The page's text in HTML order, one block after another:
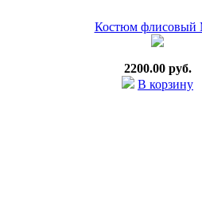
Костюм флисовый
2200.00 руб.
В корзину